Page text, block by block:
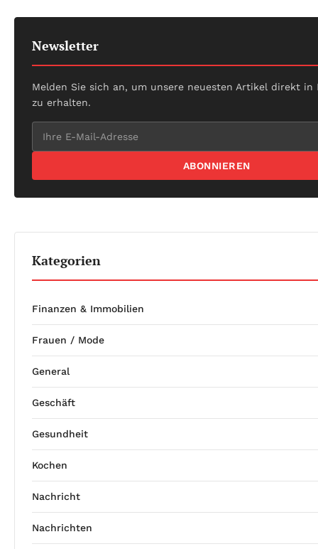
Newsletter
Melden Sie sich an, um unsere neuesten Artikel direkt in
zu erhalten.
ABONNIEREN
Kategorien
Finanzen & Immobilien
Frauen / Mode
General
Geschäft
Gesundheit
Kochen
Nachricht
Nachrichten